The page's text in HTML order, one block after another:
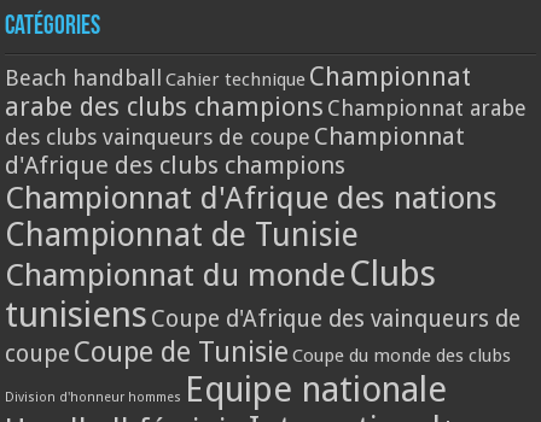
Catégories
Beach handball Cahier technique Championnat
arabe des clubs champions Championnat arabe
des clubs vainqueurs de coupe Championnat
d'Afrique des clubs champions
Championnat d'Afrique des nations
Championnat de Tunisie
Championnat du monde Clubs
tunisiens Coupe d'Afrique des vainqueurs de
coupe Coupe de Tunisie Coupe du monde des clubs
Division d'honneur hommes Equipe nationale